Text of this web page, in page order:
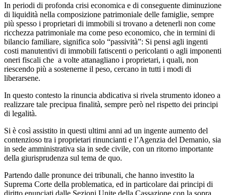
In periodi di profonda crisi economica e di conseguente diminuzione
di liquidità nella composizione patrimoniale delle famiglie, sempre
più spesso i proprietari di immobili si trovano a detenerli non come
ricchezza patrimoniale ma come peso economico, che in termini di
bilancio familiare, significa solo “passività”: Si pensi agli ingenti
costi manutentivi di immobili fatiscenti o pericolanti o agli imponenti
oneri fiscali che a volte attanagliano i proprietari, i quali, non
riescendo più a sostenerne il peso, cercano in tutti i modi di
liberarsene.
In questo contesto la rinuncia abdicativa si rivela strumento idoneo a
realizzare tale precipua finalità, sempre però nel rispetto dei principi
di legalità.
Si è così assistito in questi ultimi anni ad un ingente aumento del
contenzioso tra i proprietari rinuncianti e l’Agenzia del Demanio, sia
in sede amministrativa sia in sede civile, con un ritorno importante
della giurisprudenza sul tema de quo.
Partendo dalle pronunce dei tribunali, che hanno investito la
Suprema Corte della problematica, ed in particolare dai principi di
diritto enunciati dalle Sezioni Unite della Cassazione con la sopra